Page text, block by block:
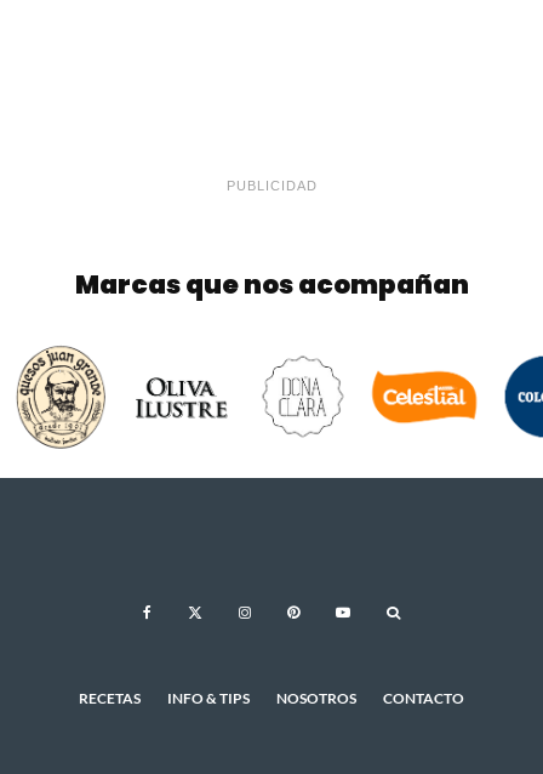
PUBLICIDAD
Marcas que nos acompañan
RECETAS INFO & TIPS NOSOTROS CONTACTO